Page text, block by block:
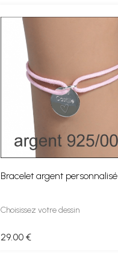
Bracelet argent personnalisé
Choisissez votre dessin
29.00 €